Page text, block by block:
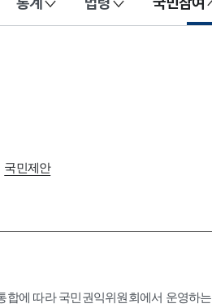
.
국민제안
합에 따라 국민권익위원회에서 운영하는